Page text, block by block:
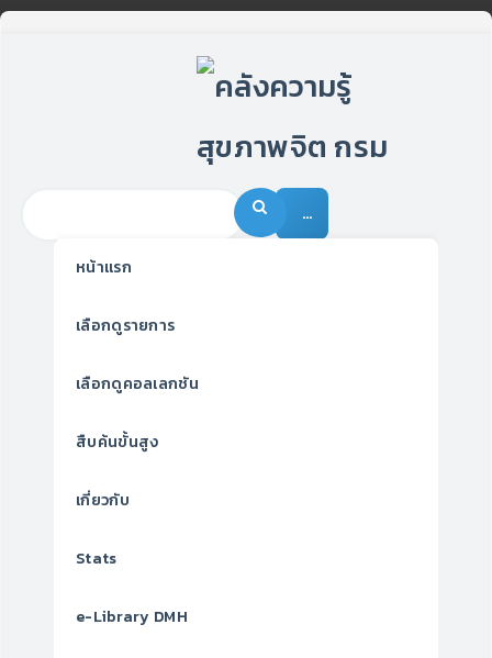
…
หน้าแรก
เลือกดูรายการ
เลือกดูคอลเลกชัน
สืบค้นขั้นสูง
เกี่ยวกับ
Stats
e-Library DMH